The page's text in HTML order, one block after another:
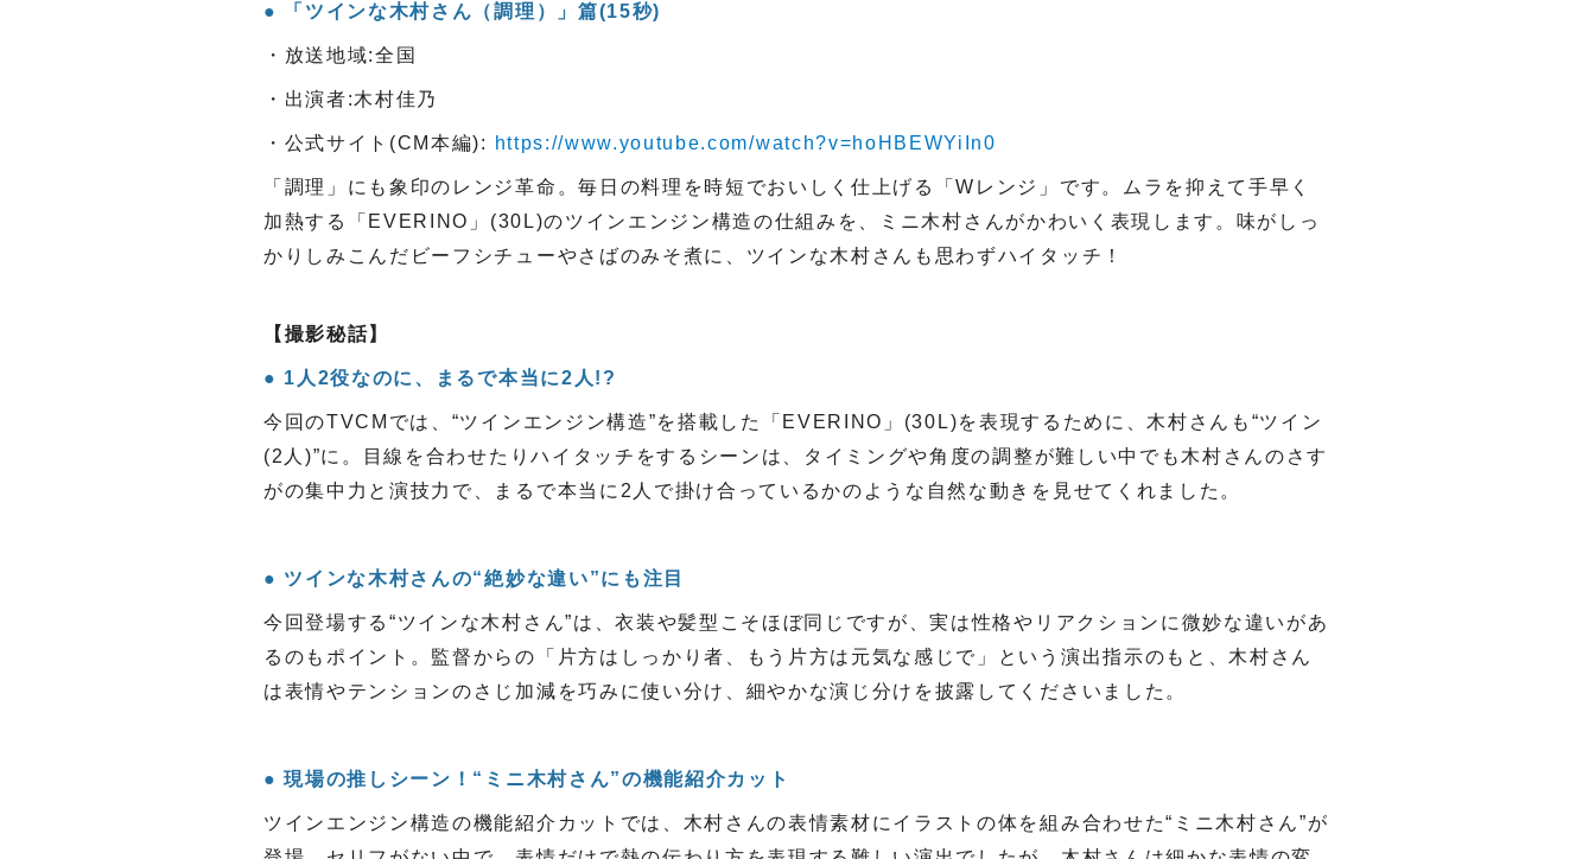
「ツインな木村さん（調理）」篇(15秒)
・放送地域:全国
・出演者:木村佳乃
・公式サイト(CM本編): https://www.youtube.com/watch?v=hoHBEWYiIn0
「調理」にも象印のレンジ革命。毎日の料理を時短でおいしく仕上げる「Wレンジ」です。ムラを抑えて手早く
加熱する「EVERINO」(30L)のツインエンジン構造の仕組みを、ミニ木村さんがかわいく表現します。味がしっ
かりしみこんだビーフシチューやさばのみそ煮に、ツインな木村さんも思わずハイタッチ！
【撮影秘話】
1人2役なのに、まるで本当に2人!?
今回のTVCMでは、“ツインエンジン構造”を搭載した「EVERINO」(30L)を表現するために、木村さんも“ツイン
(2人)”に。目線を合わせたりハイタッチをするシーンは、タイミングや角度の調整が難しい中でも木村さんのさす
がの集中力と演技力で、まるで本当に2人で掛け合っているかのような自然な動きを見せてくれました。
ツインな木村さんの“絶妙な違い”にも注目
今回登場する“ツインな木村さん”は、衣装や髪型こそほぼ同じですが、実は性格やリアクションに微妙な違いがあ
るのもポイント。監督からの「片方はしっかり者、もう片方は元気な感じで」という演出指示のもと、木村さん
は表情やテンションのさじ加減を巧みに使い分け、細やかな演じ分けを披露してくださいました。
現場の推しシーン！“ミニ木村さん”の機能紹介カット
ツインエンジン構造の機能紹介カットでは、木村さんの表情素材にイラストの体を組み合わせた“ミニ木村さん”が